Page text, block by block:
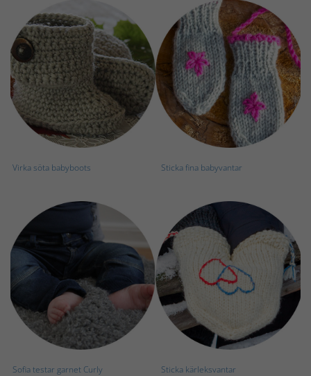
Virka söta babyboots Sticka fina babyvantar
Sofia testar garnet Curly Sticka kärleksvantar